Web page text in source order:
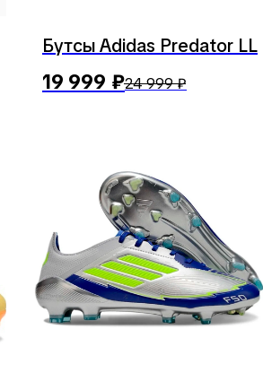
Бутсы Adidas Predator LL
19 999 ₽24 999₽